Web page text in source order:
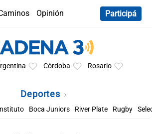
Opinión
Participá
Córdoba Rosario
Deportes
Boca Juniors River Plate Rugby